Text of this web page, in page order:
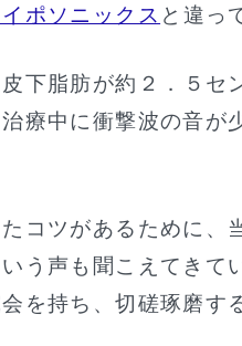
ポソニックス と違っ
下脂肪が約２．５セ
療中に衝撃波の音が
コツがあるために、
う声も聞こえてきて
を持ち、切磋琢磨す